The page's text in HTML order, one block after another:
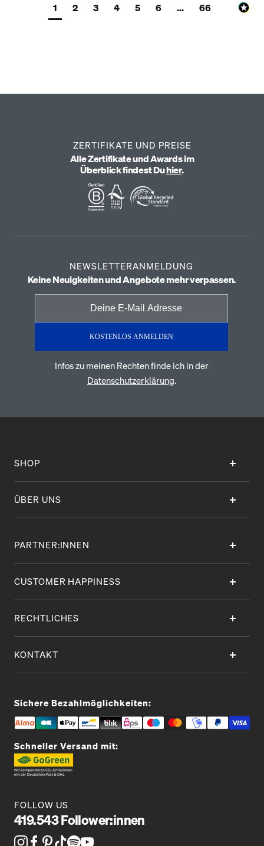
1 2 3 4 5 6 ... 66
ZERTIFIKATE UND PREISE
Alle Zertifikate und Awards im
Überblick findest Duhier.
NEWSLETTERANMELDUNG
Keine Neuigkeiten und Angebote mehr verpassen.
KOSTENLOS ANMELDEN
Infos zu meinen Rechten finde ich in der
Datenschutzerklärung.
SHOP
ÜBER UNS
PARTNER:INNEN
CUSTOMER HAPPINESS
RECHTLICHES
KONTAKT
Sichere Bezahlmöglichkeiten:
Schneller Versand mit:
FOLLOW US
419.543 Follower:innen